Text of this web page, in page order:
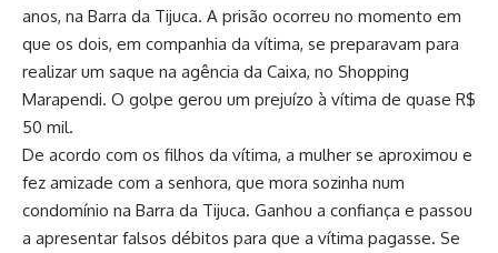
anos, na Barra da Tijuca. A prisão ocorreu no momento em
que os dois, em companhia da vítima, se preparavam para
realizar um saque na agência da Caixa, no Shopping
Marapendi. O golpe gerou um prejuízo à vítima de quase R$
50 mil.
De acordo com os filhos da vítima, a mulher se aproximou e
fez amizade com a senhora, que mora sozinha num
condomínio na Barra da Tijuca. Ganhou a confiança e passou
a apresentar falsos débitos para que a vítima pagasse. Se